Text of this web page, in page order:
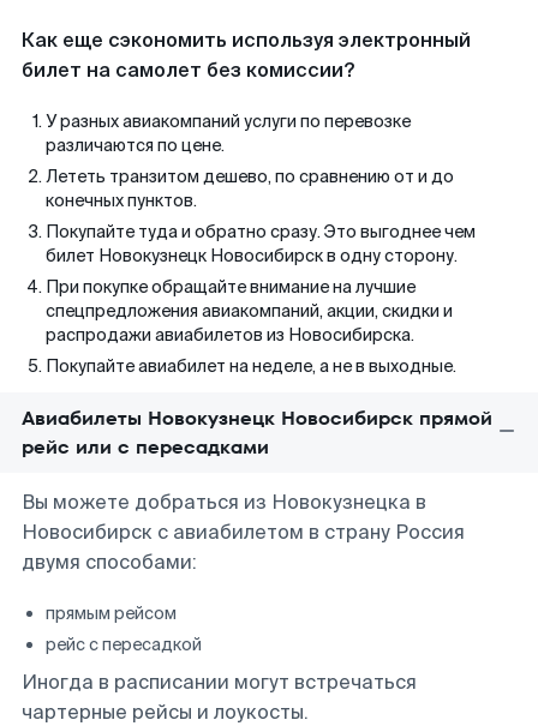
Как еще сэкономить используя электронный
билет на самолет без комиссии?
У разных авиакомпаний услуги по перевозке
различаются по цене.
Лететь транзитом дешево, по сравнению от и до
конечных пунктов.
Покупайте туда и обратно сразу. Это выгоднее чем
билет Новокузнецк Новосибирск в одну сторону.
При покупке обращайте внимание на лучшие
спецпредложения авиакомпаний, акции, скидки и
распродажи авиабилетов из Новосибирска.
Покупайте авиабилет на неделе, а не в выходные.
Авиабилеты Новокузнецк Новосибирск прямой
рейс или с пересадками
Вы можете добраться из Новокузнецка в
Новосибирск с авиабилетом в страну Россия
двумя способами:
прямым рейсом
рейс с пересадкой
Иногда в расписании могут встречаться
чартерные рейсы и лоукосты.